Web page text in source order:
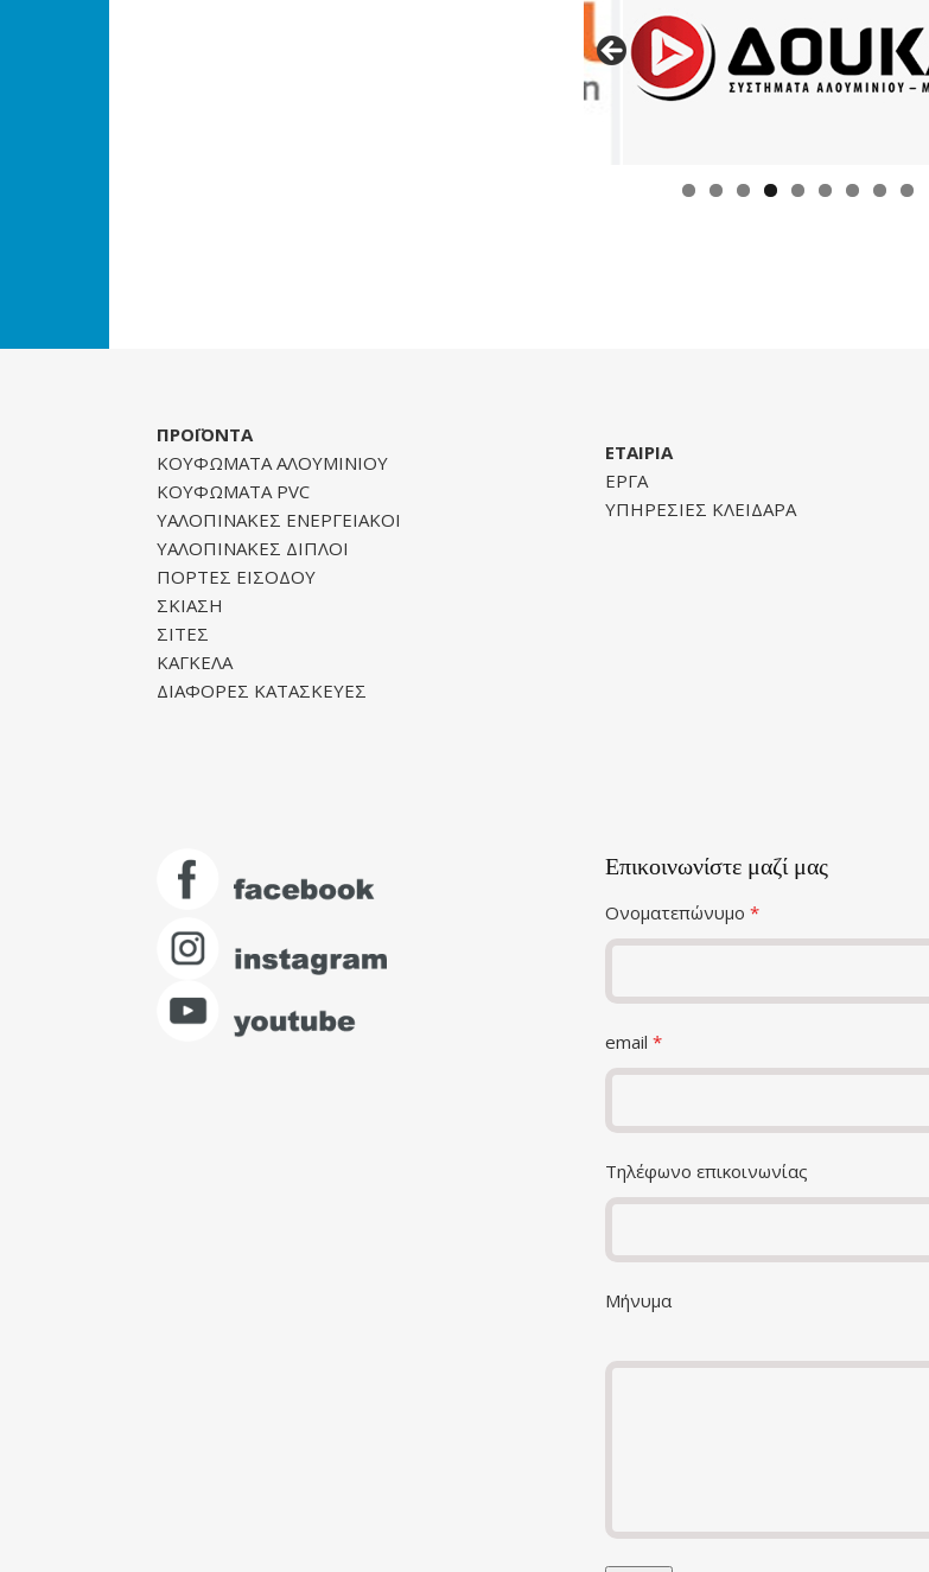
ΠΡΟΪΟΝΤΑ
ΚΟΥΦΩΜΑΤΑ ΑΛΟΥΜΙΝΙΟΥ
ΚΟΥΦΩΜΑΤΑ PVC
ΥΑΛΟΠΙΝΑΚΕΣ ΕΝΕΡΓΕΙΑΚΟΙ
ΥΑΛΟΠΙΝΑΚΕΣ ΔΙΠΛΟΙ
ΠΟΡΤΕΣ ΕΙΣΟΔΟΥ
ΣΚΙΑΣΗ
ΣΙΤΕΣ
ΚΑΓΚΕΛΑ
ΔΙΑΦΟΡΕΣ ΚΑΤΑΣΚΕΥΕΣ
ΕΤΑΙΡΙΑ
ΕΡΓΑ
ΥΠΗΡΕΣΙΕΣ ΚΛΕΙΔΑΡΑ
Επικοινωνίστε μαζί μας
Ονοματεπώνυμο *
email *
Τηλέφωνο επικοινωνίας
Μήνυμα